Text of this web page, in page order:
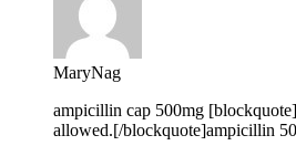
MaryNag
ampicillin cap 500mg
allowed.[/blockquote]ampicillin